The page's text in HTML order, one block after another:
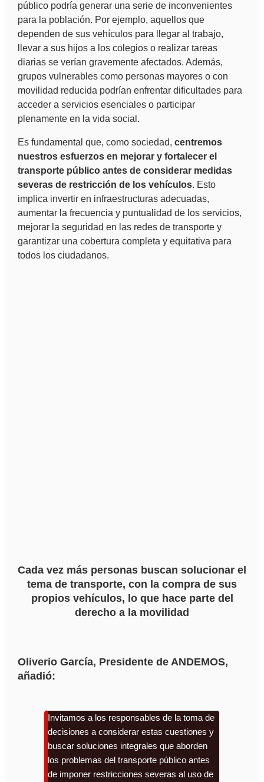
público podría generar una serie de inconvenientes
para la población. Por ejemplo, aquellos que
dependen de sus vehículos para llegar al trabajo,
llevar a sus hijos a los colegios o realizar tareas
diarias se verían gravemente afectados. Además,
grupos vulnerables como personas mayores o con
movilidad reducida podrían enfrentar dificultades para
acceder a servicios esenciales o participar
plenamente en la vida social.
Es fundamental que, como sociedad, centremos
nuestros esfuerzos en mejorar y fortalecer el
transporte público antes de considerar medidas
severas de restricción de los vehículos. Esto
implica invertir en infraestructuras adecuadas,
aumentar la frecuencia y puntualidad de los servicios,
mejorar la seguridad en las redes de transporte y
garantizar una cobertura completa y equitativa para
todos los ciudadanos.
Cada vez más personas buscan solucionar el
tema de transporte, con la compra de sus
propios vehículos, lo que hace parte del
derecho a la movilidad
Oliverio García, Presidente de ANDEMOS,
añadió:
Invitamos a los responsables de la toma de
decisiones a considerar estas cuestiones y
buscar soluciones integrales que aborden
los problemas del transporte público antes
de imponer restricciones severas al uso de